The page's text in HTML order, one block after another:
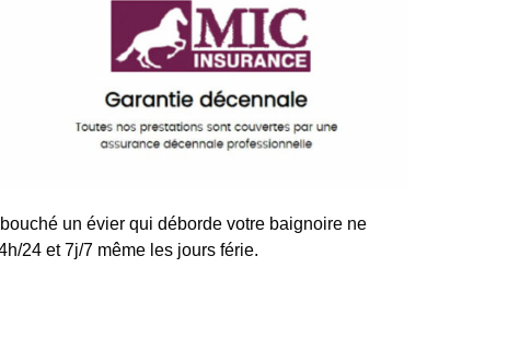
un évier qui déborde votre baignoire ne
24 et 7j/7 même les jours férie.